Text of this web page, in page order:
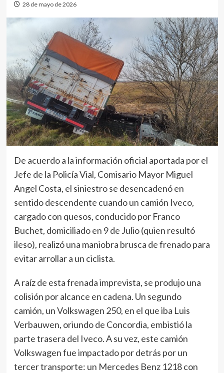
28 de mayo de 2026
De acuerdo a la información oficial aportada por el
Jefe de la Policía Vial, Comisario Mayor Miguel
Angel Costa, el siniestro se desencadenó en
sentido descendente cuando un camión Iveco,
cargado con quesos, conducido por Franco
Buchet, domiciliado en 9 de Julio (quien resultó
ileso), realizó una maniobra brusca de frenado para
evitar arrollar a un ciclista.
A raíz de esta frenada imprevista, se produjo una
colisión por alcance en cadena. Un segundo
camión, un Volkswagen 250, en el que iba Luis
Verbauwen, oriundo de Concordia, embistió la
parte trasera del Iveco. A su vez, este camión
Volkswagen fue impactado por detrás por un
tercer transporte: un Mercedes Benz 1218 con